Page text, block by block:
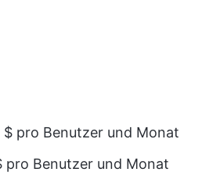
$ pro Benutzer und Monat
pro Benutzer und Monat